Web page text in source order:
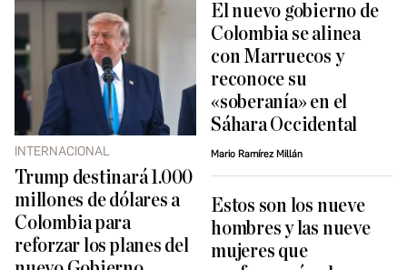
INTERNACIONAL
Trump destinará 1.000
millones de dólares a
Colombia para
reforzar los planes del
El nuevo gobierno de
Colombia se alinea
con Marruecos y
reconoce su
«soberanía» en el
Sáhara Occidental
Mario Ramírez Millán
Estos son los nueve
hombres y las nueve
mujeres que